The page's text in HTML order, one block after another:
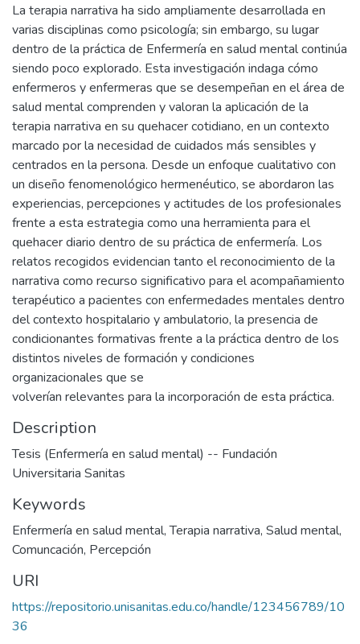
La terapia narrativa ha sido ampliamente desarrollada en
varias disciplinas como psicología; sin embargo, su lugar
dentro de la práctica de Enfermería en salud mental continúa
siendo poco explorado. Esta investigación indaga cómo
enfermeros y enfermeras que se desempeñan en el área de
salud mental comprenden y valoran la aplicación de la
terapia narrativa en su quehacer cotidiano, en un contexto
marcado por la necesidad de cuidados más sensibles y
centrados en la persona. Desde un enfoque cualitativo con
un diseño fenomenológico hermenéutico, se abordaron las
experiencias, percepciones y actitudes de los profesionales
frente a esta estrategia como una herramienta para el
quehacer diario dentro de su práctica de enfermería. Los
relatos recogidos evidencian tanto el reconocimiento de la
narrativa como recurso significativo para el acompañamiento
terapéutico a pacientes con enfermedades mentales dentro
del contexto hospitalario y ambulatorio, la presencia de
condicionantes formativas frente a la práctica dentro de los
distintos niveles de formación y condiciones
organizacionales que se
volverían relevantes para la incorporación de esta práctica.
Description
Tesis (Enfermería en salud mental) -- Fundación
Universitaria Sanitas
Keywords
Enfermería en salud mental,Terapia narrativa, Salud mental,
Comuncación, Percepción
URI
https://repositorio.unisanitas.edu.co/handle/123456789/10
36